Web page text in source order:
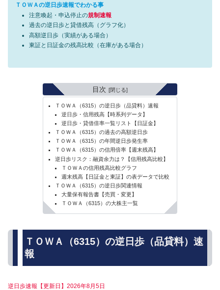
ＴＯＷＡの逆日歩速報でわかる事
注意喚起・申込停止の規制速報
過去の逆日歩と貸借残高（グラフ化）
高額逆日歩（実績がある場合）
東証と日証金の残高比較（在庫がある場合）
目次
ＴＯＷＡ（6315）の逆日歩（品貸料）速報
逆日歩・信用残高【時系列データ】
逆日歩・貸借倍率一覧リスト【日証金】
ＴＯＷＡ（6315）の過去の高額逆日歩
ＴＯＷＡ（6315）の年間逆日歩発生率
ＴＯＷＡ（6315）の信用倍率【週末残高】
逆日歩リスク：融資余力は？【信用残高比較】
ＴＯＷＡの信用残高比較グラフ
週末残高【日証金と東証】の表データで比較
ＴＯＷＡ（6315）の逆日歩関連情報
大量保有報告書【売買・変更】
ＴＯＷＡ（6315）の大株主一覧
ＴＯＷＡ（6315）の逆日歩（品貸料）速
報
逆日歩速報【更新日】2026年8月5日